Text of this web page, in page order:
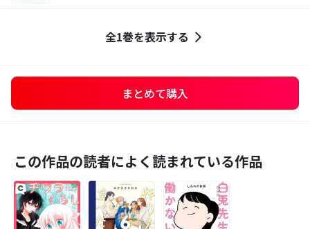
全1巻を表示する
まとめて購入
この作品の読者によく読まれている作品